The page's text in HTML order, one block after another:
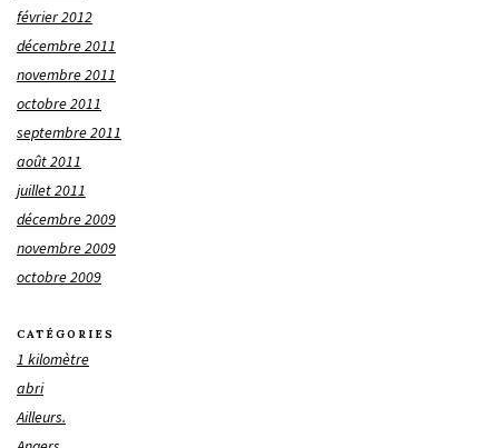
février 2012
décembre 2011
novembre 2011
octobre 2011
septembre 2011
août 2011
juillet 2011
décembre 2009
novembre 2009
octobre 2009
CATÉGORIES
1 kilomètre
abri
Ailleurs.